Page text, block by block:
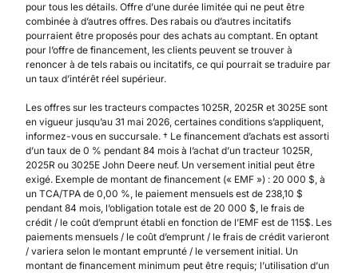
pour tous les détails. Offre d’une durée limitée qui ne peut être
combinée à d’autres offres. Des rabais ou d’autres incitatifs
pourraient être proposés pour des achats au comptant. En optant
pour l’offre de financement, les clients peuvent se trouver à
renoncer à de tels rabais ou incitatifs, ce qui pourrait se traduire par
un taux d’intérêt réel supérieur.
Les offres sur les tracteurs compactes 1025R, 2025R et 3025E sont
en vigueur jusqu’au 31 mai 2026, certaines conditions s’appliquent,
informez-vous en succursale. † Le financement d’achats est assorti
d’un taux de 0 % pendant 84 mois à l’achat d’un tracteur 1025R,
2025R ou 3025E John Deere neuf. Un versement initial peut être
exigé. Exemple de montant de financement (« EMF ») : 20 000 $, à
un TCA/TPA de 0,00 %, le paiement mensuels est de 238,10 $
pendant 84 mois, l’obligation totale est de 20 000 $, le frais de
crédit / le coût d’emprunt établi en fonction de l’EMF est de 115$. Les
paiements mensuels / le coût d’emprunt / le frais de crédit varieront
/ variera selon le montant emprunté / le versement initial. Un
montant de financement minimum peut être requis; l’utilisation d’un